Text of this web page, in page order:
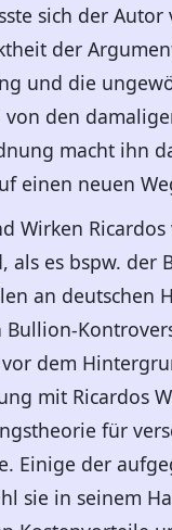
sich der
der
und die
den
macht ihn
einen neuen
Wirken
als es bspw.
an deutschen
Bullion-
dem
mit Ricardos
für
Einige der
sie in seinem